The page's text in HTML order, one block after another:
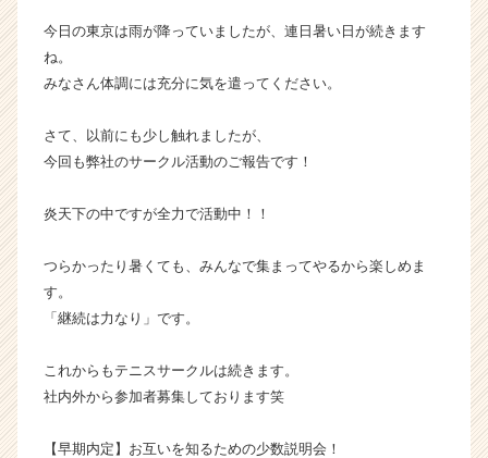
ャ
成
企
か
ス
ウ
が
就
活
イ
今日の東京は雨が降っていましたが、連日暑い日が続きます
ね。
みなさん体調には充分に気を遣ってください。
さて、以前にも少し触れましたが、
今回も弊社のサークル活動のご報告です！
炎天下の中ですが全力で活動中！！
つらかったり暑くても、みんなで集まってやるから楽しめま
す。
「継続は力なり」です。
これからもテニスサークルは続きます。
社内外から参加者募集しております笑
【早期内定】お互いを知るための少数説明会！